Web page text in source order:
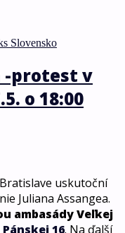
Slovensko
-protest v
o 18:00
uskutoční
Juliana Assangea.
ambasády Veľkej
Pánskej 16. Na ďalší